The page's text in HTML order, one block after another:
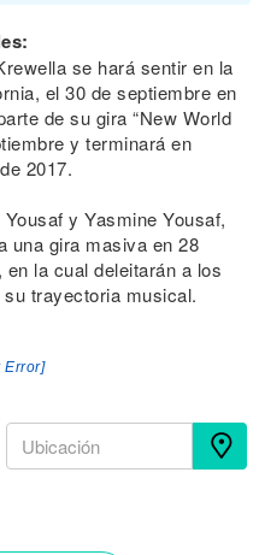
se hará sentir en la
el 30 de septiembre en
de su gira “New World
y terminará en
2017.
y Yasmine Yousaf,
una gira masiva en 28
la cual deleitarán a los
trayectoria musical.
Error]